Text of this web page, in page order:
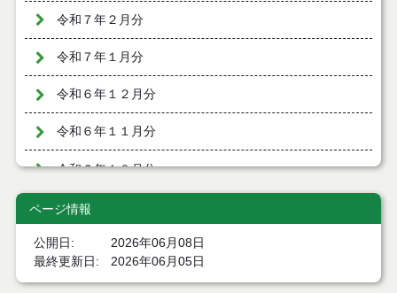
令和７年２月分
令和７年１月分
令和６年１２月分
令和６年１１月分
令和６年１０月分
令和６年９月分
令和６年８月分
令和６年７月分
ページ情報
公開日
2026年06月08日
最終更新日
2026年06月05日